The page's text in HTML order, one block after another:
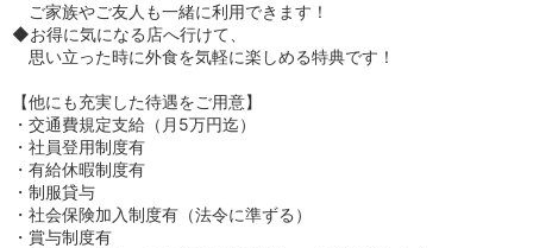
ご家族やご友人も一緒に利用できます！
◆お得に気になる店へ行けて、
思い立った時に外食を気軽に楽しめる特典です！
【他にも充実した待遇をご用意】
・交通費規定支給（月5万円迄）
・社員登用制度有
・有給休暇制度有
・制服貸与
・社会保険加入制度有（法令に準ずる）
・賞与制度有